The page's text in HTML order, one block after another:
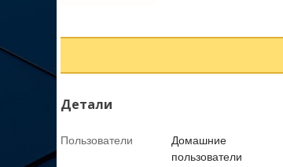
Детали
Пользователи
Домашние
пользователи